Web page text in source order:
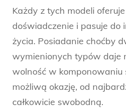
Każdy z tych modeli
doświadczenie i pasuje do
życia. Posiadanie choćby
wymienionych typów daje
wolność w komponowaniu
możliwą okazję, od
całkowicie swobodną.